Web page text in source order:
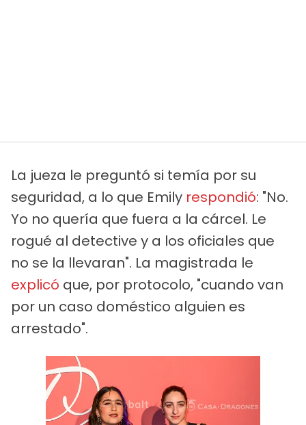
La jueza le preguntó si temía por su
seguridad, a lo que Emily respondió: "No.
Yo no quería que fuera a la cárcel. Le
rogué al detective y a los oficiales que
no se la llevaran". La magistrada le
explicó que, por protocolo, "cuando van
por un caso doméstico alguien es
arrestado".